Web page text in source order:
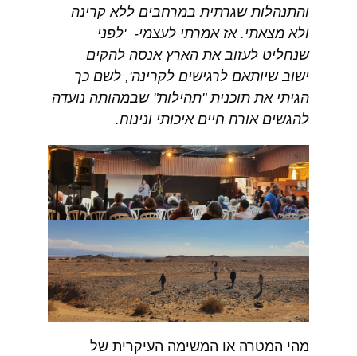
והתנהלות שגרתית במרחבים ללא קרינה
ולא מצאתי. אז אמרתי לעצמי- 'לפני
שנחליט לעזוב את הארץ אנסה להקים
ישוב שיותאם לרגישים לקרינה', לשם כך
הגיתי את תוכנית "תהילות" שבמהותה נועדה
להגשים אורח חיים איכותי ונינוח.
מהי המטרה או המשימה העיקרית של